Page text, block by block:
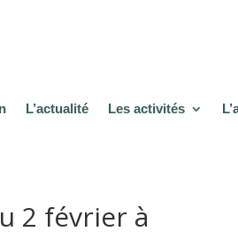
L’actualité Les activités
2 février à